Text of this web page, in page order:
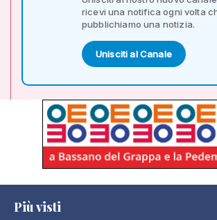
ricevi una notifica ogni volta
pubblichiamo una notizia.
Unisciti al Canale
Più visti